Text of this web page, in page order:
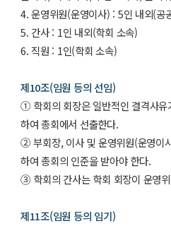
4. 운영위원(운영이사) : 5인 내외(공
5. 간사 : 1인 내외(학회 소속)
6. 직원 : 1인(학회 소속)
제10조(임원 등의 선임)
① 학회의 회장은 일반적인 결격사유
하여 총회에서 선출한다.
② 부회장, 이사 및 운영위원(운영이
하여 총회의 인준을 받아야 한다.
③ 학회의 간사는 학회 회장이 운영
제11조(임원 등의 임기)